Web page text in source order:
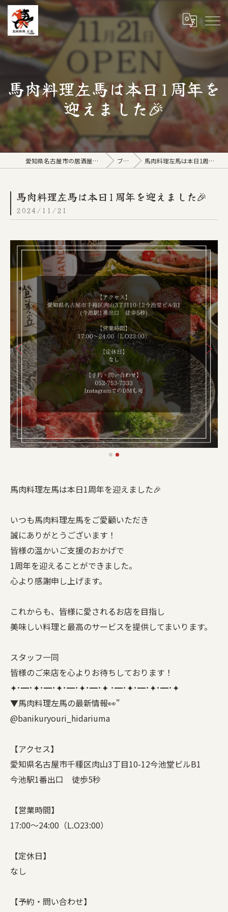
馬肉料理左馬は本日1周年を
迎えました🎉
愛知県名古屋市の居酒屋なら馬肉料理 左馬 ブログ 馬肉料理左馬は本日1周年を迎えました🎉
馬肉料理左馬は本日1周年を迎えました🎉
2024/11/21
馬肉料理左馬は本日1周年を迎えました🎉
いつも馬肉料理左馬をご愛顧いただき
誠にありがとうございます！
皆様の温かいご支援のおかげで
1周年を迎えることができました。
心より感謝申し上げます。
これからも、皆様に愛されるお店を目指し
美味しい料理と最高のサービスを提供してまいります。
スタッフ一同
皆様のご来店を心よりお待ちしております！
✦･━･✦･━･✦･━･✦･━･✦ ･━･✦･━･✦･━･✦
▼馬肉料理左馬の最新情報👀"
@banikuryouri_hidariuma
【アクセス】
愛知県名古屋市千種区肉山3丁目10-12今池堂ビルB1
今池駅1番出口 徒歩5秒
【営業時間】
17:00〜24:00（L.O23:00）
【定休日】
なし
【予約・問い合わせ】